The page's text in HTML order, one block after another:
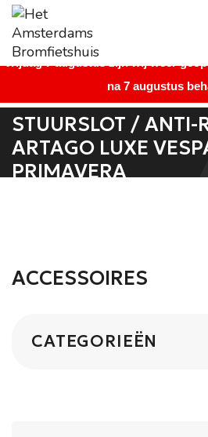
Beste bezoeker, wegens vakantie is
maandag 27 juli augustus t/m
na 7 augustus
STUURSLOT / ANTI-
ARTAGO LUXE
PRIMAVERA
ACCESSOIRES
CATEGORIEËN